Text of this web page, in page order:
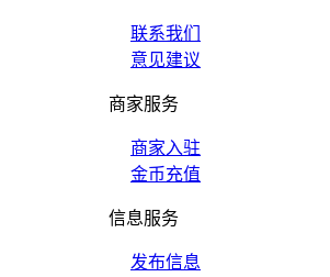
联系我们
意见建议
商家服务
商家入驻
金币充值
信息服务
发布信息